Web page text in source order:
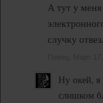
А тут у
случку
Ну окей,
слишком